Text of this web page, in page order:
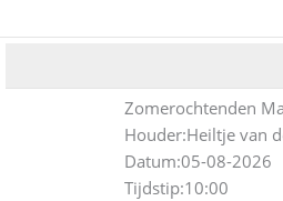
Zomerochtenden
Houder:Heiltje van
Datum:05-08-2026
Tijdstip:10:00